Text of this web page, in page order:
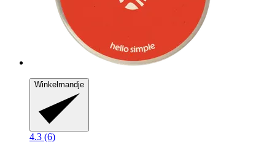
Winkelmandje
4.3 (6)